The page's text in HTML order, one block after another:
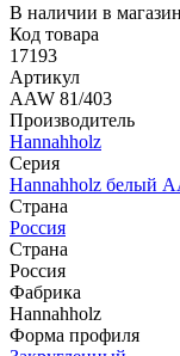
В наличии в
Код товара
17193
Артикул
AAW 81/403
Производитель
Hannahholz
Серия
Hannahholz белый
Страна
Россия
Страна
Россия
Фабрика
Hannahholz
Форма профиля